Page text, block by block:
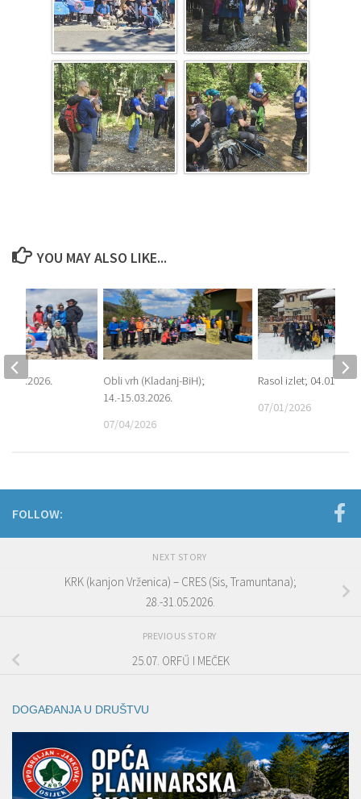
YOU MAY ALSO LIKE...
Obli vrh (Kladanj-BiH);
14.-15.03.2026.
07/04/2026
Rasol izlet;
07/01/2026
FOLLOW:
NEXT STORY
KRK (kanjon Vrženica) – CRES (Sis, Tramuntana);
28.-31.05.2026.
PREVIOUS STORY
25.07. ORFŰ I MEČEK
DOGAĐANJA U DRUŠTVU